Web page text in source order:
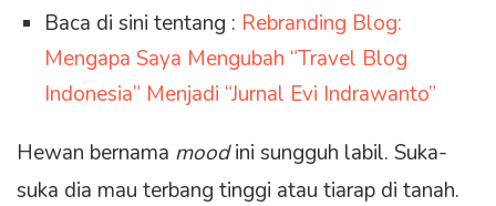
Baca di sini tentang : Rebranding Blog:
Mengapa Saya Mengubah “Travel Blog
Indonesia” Menjadi “Jurnal Evi Indrawanto”
Hewan bernama moodini sungguh labil. Suka-
suka dia mau terbang tinggi atau tiarap di tanah.